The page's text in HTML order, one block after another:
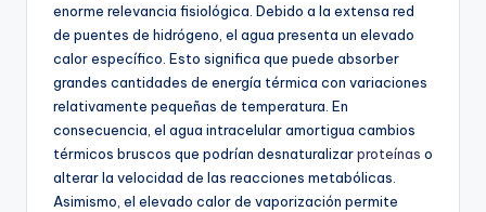
enorme relevancia fisiológica. Debido a la extensa red
de puentes de hidrógeno, el agua presenta un elevado
calor específico. Esto significa que puede absorber
grandes cantidades de energía térmica con variaciones
relativamente pequeñas de temperatura. En
consecuencia, el agua intracelular amortigua cambios
térmicos bruscos que podrían desnaturalizarproteínas o
alterar la velocidad de las reacciones metabólicas.
Asimismo, el elevado calor de vaporización permite